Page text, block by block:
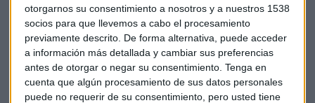
otorgarnos su consentimiento a nosotros y a nuestros 1538
socios para que llevemos a cabo el procesamiento
previamente descrito. De forma alternativa, puede acceder
a información más detallada y cambiar sus preferencias
antes de otorgar o negar su consentimiento. Tenga en
cuenta que algún procesamiento de sus datos personales
puede no requerir de su consentimiento, pero usted tiene